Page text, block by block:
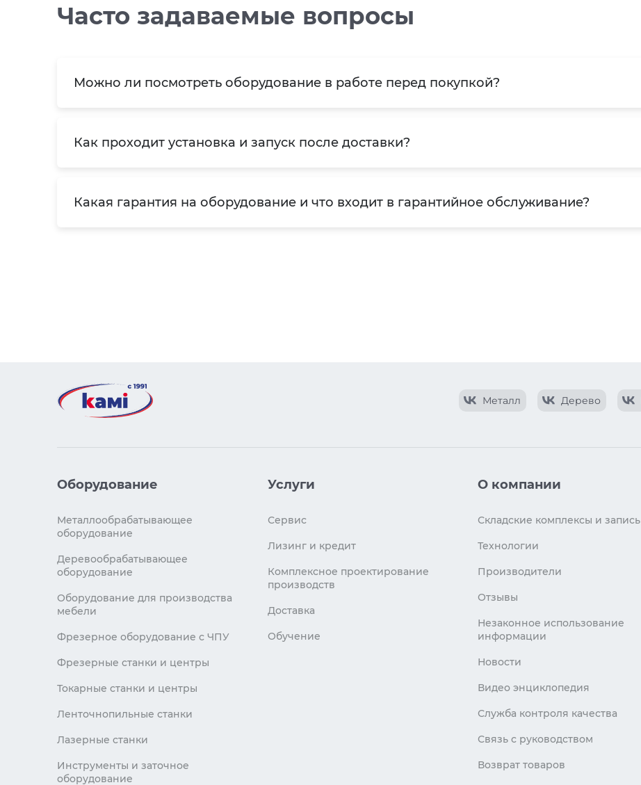
Часто задаваемые вопросы
Можно ли посмотреть оборудование в работе перед покупкой?
Как проходит установка и запуск после доставки?
Какая гарантия на оборудование и что входит в гарантийное обслуживание?
Металл Дерево
Оборудование
Металлообрабатывающее
оборудование
Деревообрабатывающее
оборудование
Оборудование для производства
мебели
Фрезерное оборудование с ЧПУ
Фрезерные станки и центры
Токарные станки и центры
Ленточнопильные станки
Лазерные станки
Инструменты и заточное
оборудование
Услуги
Сервис
Лизинг и кредит
Комплексное проектирование
производств
Доставка
Обучение
О компании
Складские комплексы и запись
Технологии
Производители
Отзывы
Незаконное использование
информации
Новости
Видео энциклопедия
Служба контроля качества
Связь с руководством
Возврат товаров